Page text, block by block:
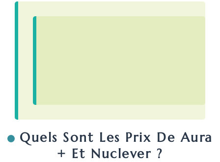
Quels Sont Les Prix De Aura
+ Et Nuclever ?